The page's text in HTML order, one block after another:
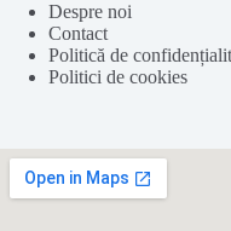
Despre noi
Contact
Politică de
Politici de cookies